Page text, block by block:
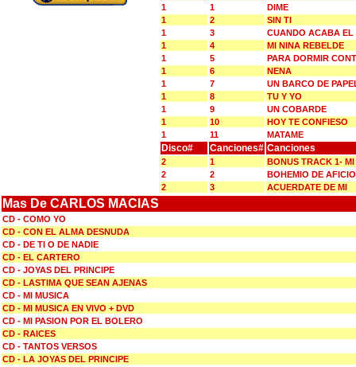
1 1
DIME
1
2
SIN TI
1
3
CUANDO ACABA EL
1
4
MI NINA REBELDE
1
5
PARA DORMIR
1
6
NENA
1
7
UN BARCO DE
1
8
TU Y YO
1
9
UN COBARDE
1
10
HOY TE CONFIESO
1
11 MATAME
Disco# Canciones# Canciones
2 1
BONUS TRACK 1-
2
2
BOHEMIO DE
2
3 ACUERDATE DE MI
Mas De CARLOS MACIAS
CD - COMO YO
CD - CON EL ALMA DESNUDA
CD - DE TI O DE NADIE
CD - EL CARTERO
CD - JOYAS DEL PRINCIPE
CD - LASTIMA QUE SEAN AJENAS
CD - MI MUSICA
CD - MI MUSICA EN VIVO + DVD
CD - MI PASION POR EL BOLERO
CD - RAICES
CD - TANTOS VERSOS
CD - LA JOYAS DEL PRINCIPE